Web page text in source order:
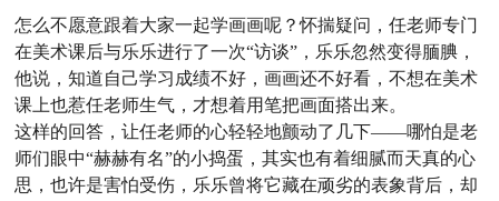
怎么不愿意跟着大家一起学画画呢？怀揣疑问，任老师专门
在美术课后与乐乐进行了一次“访谈”，乐乐忽然变得腼腆，
他说，知道自己学习成绩不好，画画还不好看，不想在美术
课上也惹任老师生气，才想着用笔把画面搭出来。
这样的回答，让任老师的心轻轻地颤动了几下——哪怕是老
师们眼中“赫赫有名”的小捣蛋，其实也有着细腻而天真的心
思，也许是害怕受伤，乐乐曾将它藏在顽劣的表象背后，却